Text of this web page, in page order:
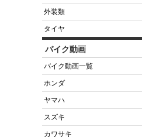
外装類
タイヤ
バイク動画
バイク動画一覧
ホンダ
ヤマハ
スズキ
カワサキ